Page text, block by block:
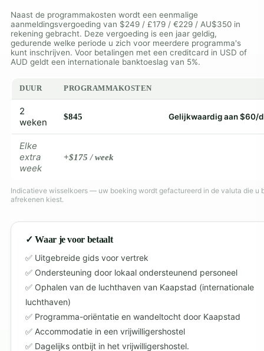
Naast de programmakosten wordt een eenmalige
aanmeldingsvergoeding van $249 / £179 / €229 / AU$350 in
rekening gebracht. Deze vergoeding is een jaar geldig,
gedurende welke periode u zich voor meerdere programma's
kunt inschrijven. Voor betalingen met een creditcard in USD of
AUD geldt een internationale banktoeslag van 5%.
DUUR PROGRAMMAKOSTEN
2
weken
$845 Gelijkwaardig aan $60/
Elke
extra
week
+$175 / week
Indicatieve wisselkoers — uw boeking wordt gefactureerd in de valuta die u
afrekenen kiest.
✓ Waar je voor betaalt
Uitgebreide gids voor vertrek
Ondersteuning door lokaal ondersteunend personeel
Ophalen van de luchthaven van Kaapstad (internationale
luchthaven)
Programma-oriëntatie en wandeltocht door Kaapstad
Accommodatie in een vrijwilligershostel
Dagelijks ontbijt in het vrijwilligershostel.